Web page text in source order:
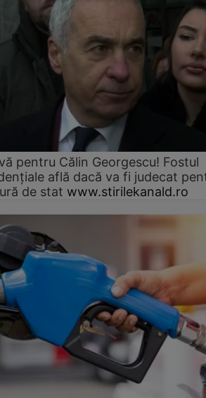
pentru Călin Georgescu! Fostul
află dacă va fi judecat
de stat www.stirilekanald.ro